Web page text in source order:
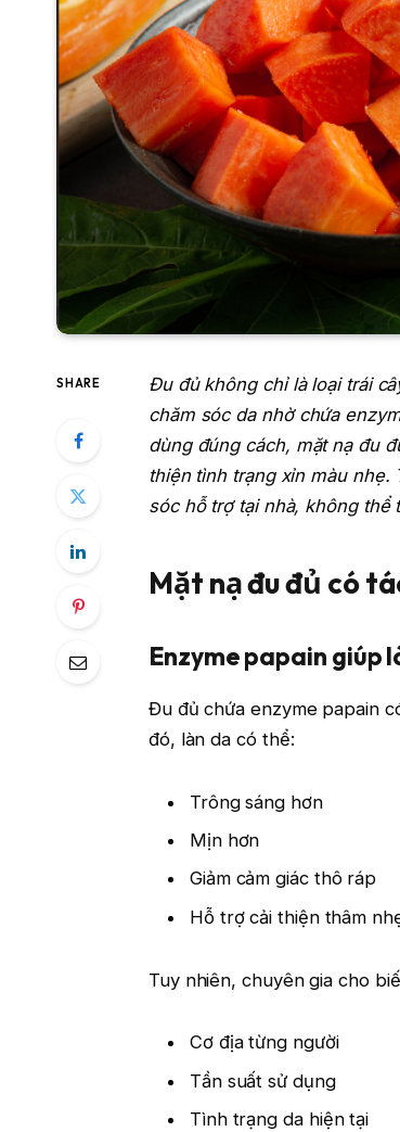
SHARE
Đu đủ không chỉ là loại trái
chăm sóc da nhờ chứa
dùng đúng cách, mặt nạ đu
thiện tình trạng xỉn màu nhẹ.
sóc hỗ trợ tại nhà, không thể
Mặt nạ đu đủ có
Enzyme papain giúp
Đu đủ chứa enzyme papain
đó, làn da có thể:
Trông sáng hơn
Mịn hơn
Giảm cảm giác thô ráp
Hỗ trợ cải thiện thâm
Tuy nhiên, chuyên gia cho
Cơ địa từng người
Tần suất sử dụng
Tình trạng da hiện tại